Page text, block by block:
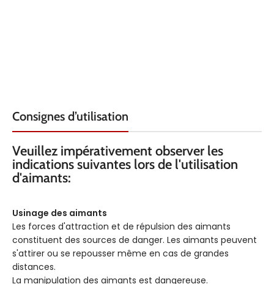
Consignes d’utilisation
Veuillez impérativement observer les
indications suivantes lors de l'utilisation
d'aimants:
Usinage des aimants
Les forces d'attraction et de répulsion des aimants
constituent des sources de danger. Les aimants peuvent
s'attirer ou se repousser même en cas de grandes
distances.
La manipulation des aimants est dangereuse.